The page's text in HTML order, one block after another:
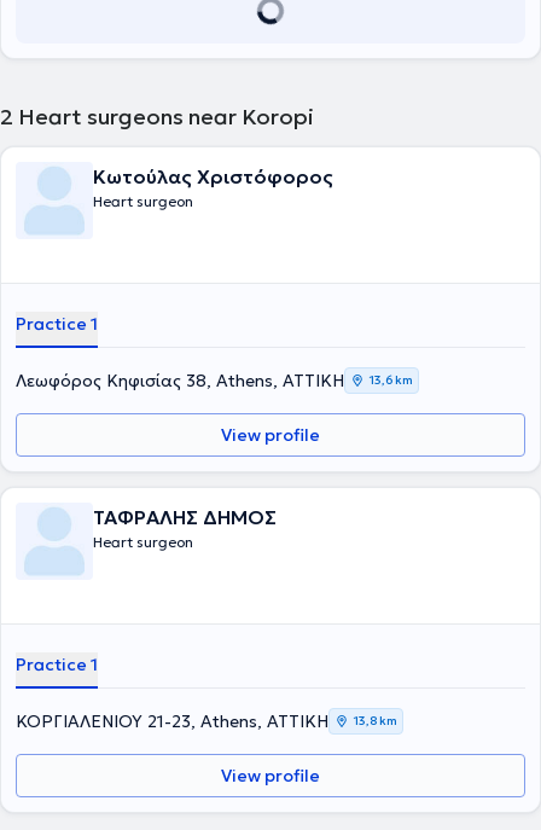
2 Heart surgeons near Koropi
Κωτούλας Χριστόφορος
Heart surgeon
Practice 1
Λεωφόρος Κηφισίας 38, Athens, ΑΤΤΙΚΗ 13,6 km
View profile
ΤΑΦΡΑΛΗΣ ΔΗΜΟΣ
Heart surgeon
Practice 1
ΚΟΡΓΙΑΛΕΝΙΟΥ 21-23, Athens, ΑΤΤΙΚΗ 13,8 km
View profile